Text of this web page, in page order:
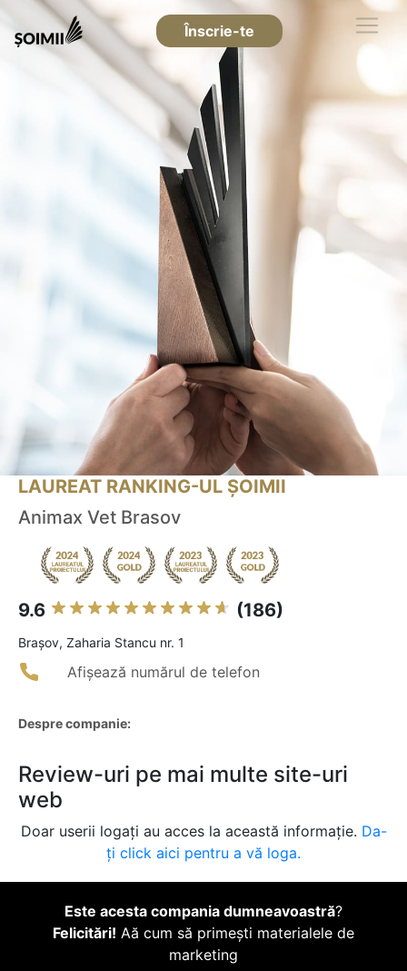
Înscrie-te
LAUREAT RANKING-UL ȘOIMII
Animax Vet Brasov
9.6 (186)
Braşov, Zaharia Stancu nr. 1
Afișează numărul de telefon
Despre companie:
Review-uri pe mai multe site-uri
web
Doar userii logați au acces la această informație. Da-
ți click aici pentru a vă loga.
Este acesta compania dumneavoastră?
Felicitări! Aă cum să primești materialele de
marketing